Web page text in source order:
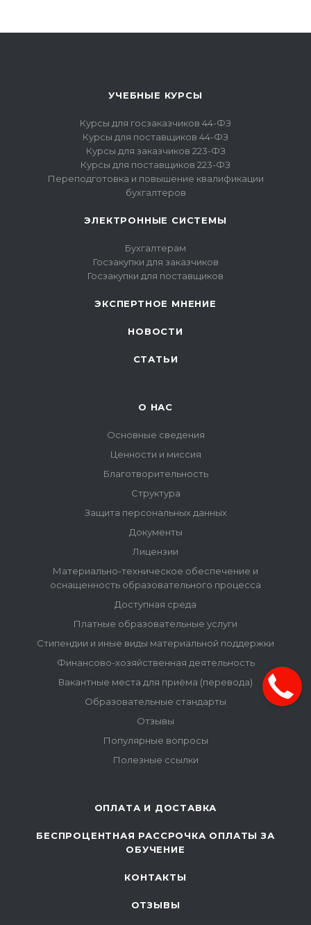
УЧЕБНЫЕ КУРСЫ
Курсы для госзаказчиков 44-ФЗ
Курсы для поставщиков 44-ФЗ
Курсы для заказчиков 223-ФЗ
Курсы для поставщиков 223-ФЗ
Переподготовка и повышение квалификации
бухгалтеров
ЭЛЕКТРОННЫЕ СИСТЕМЫ
Бухгалтерам
Госзакупки для заказчиков
Госзакупки для поставщиков
ЭКСПЕРТНОЕ МНЕНИЕ
НОВОСТИ
СТАТЬИ
О НАС
Основные сведения
Ценности и миссия
Благотворительность
Структура
Защита персональных данных
Документы
Лицензии
Материально-техническое обеспечение и
оснащенность образовательного процесса
Доступная среда
Платные образовательные услуги
Стипендии и иные виды материальной поддержки
Финансово-хозяйственная деятельность
Вакантные места для приёма (перевода)
Образовательные стандарты
Отзывы
Популярные вопросы
Полезные ссылки
ОПЛАТА И ДОСТАВКА
БЕСПРОЦЕНТНАЯ РАССРОЧКА ОПЛАТЫ ЗА
ОБУЧЕНИЕ
КОНТАКТЫ
ОТЗЫВЫ